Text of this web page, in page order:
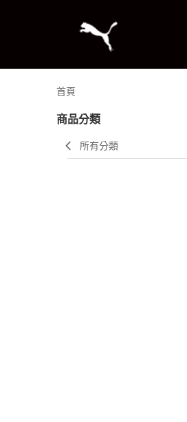
首頁
商品分類
所有分類